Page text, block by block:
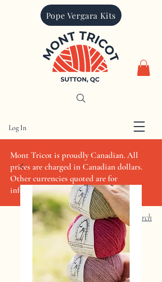
Pope Vergara Kits
CAD (C$)
Mont Tricot is proudly Canadian. All
prices are charged in Canadian dollars.
Other currencies quoted are for
informational purposes only
Log In
Search